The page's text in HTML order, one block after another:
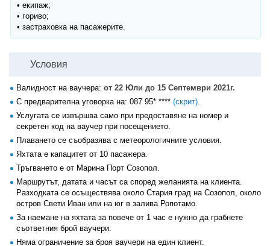
• екипаж;
• гориво;
• застраховка на пасажерите.
Условия
Валидност на ваучера: от 22 Юли до 15 Септември 2021г.
С предварителна уговорка на: 087 95* **** (скрит).
Услугата се извършва само при предоставяне на номер и
секретен код на ваучер при посещението.
Плаването се съобразява с метеорологичните условия.
Яхтата е капацитет от 10 пасажера.
Тръгването е от Марина Порт Созопол.
Маршрутът, датата и часът са според желанията на клиента.
Разходката се осъществява около Стария град на Созопол, около
остров Свети Иван или на юг в залива Ропотамо.
За наемане на яхтата за повече от 1 час е нужно да грабнете
съответния брой ваучери.
Няма ограничение за броя ваучери на един клиент.